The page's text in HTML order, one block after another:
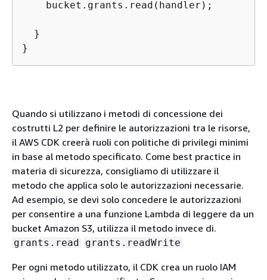
    bucket.grants.read(handler);
  }
}
Quando si utilizzano i metodi di concessione dei
costrutti L2 per definire le autorizzazioni tra le risorse,
il AWS CDK creerà ruoli con politiche di privilegi minimi
in base al metodo specificato. Come best practice in
materia di sicurezza, consigliamo di utilizzare il
metodo che applica solo le autorizzazioni necessarie.
Ad esempio, se devi solo concedere le autorizzazioni
per consentire a una funzione Lambda di leggere da un
bucket Amazon S3, utilizza il metodo invece di.
grants.read grants.readWrite
Per ogni metodo utilizzato, il CDK crea un ruolo IAM